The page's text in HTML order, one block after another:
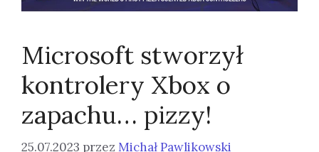
Microsoft stworzył
kontrolery Xbox o
zapachu… pizzy!
25.07.2023 przez Michał Pawlikowski